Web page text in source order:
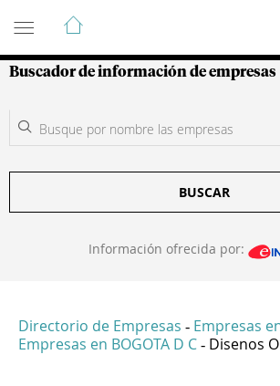
Guía de Empresas
Buscador de información de empresas
BUSCAR
Información ofrecida por:
Directorio de Empresas - Empresas
Empresas en BOGOTA D C - Disenos